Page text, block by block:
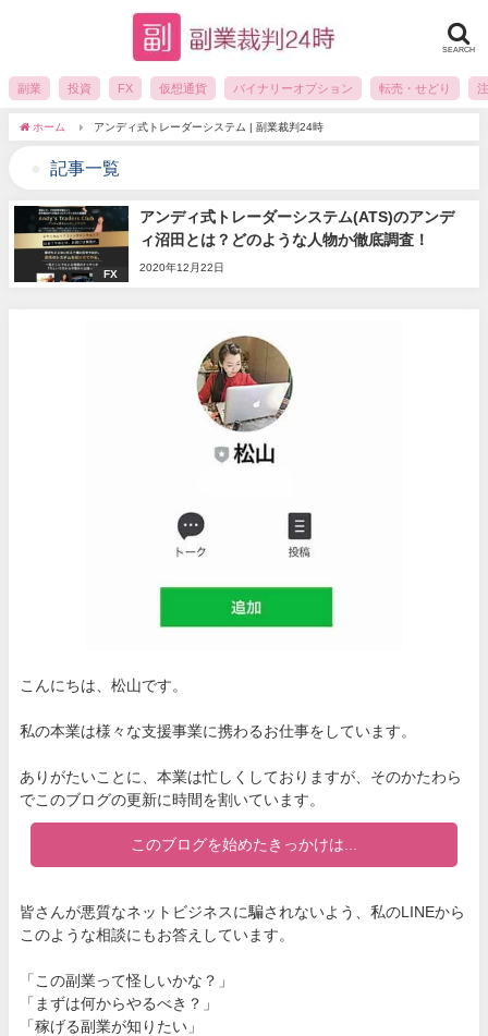
SEARCH
副業 投資 FX 仮想通貨 バイナリーオプション 転売・せどり
ホーム アンディ式トレーダーシステム | 副業裁判24時
記事一覧
FX
アンディ式トレーダーシステム(ATS)のアンデ
ィ沼田とは？どのような人物か徹底調査！
2020年12月22日
こんにちは、松山です。
私の本業は様々な支援事業に携わるお仕事をしています。
ありがたいことに、本業は忙しくしておりますが、そのかたわら
でこのブログの更新に時間を割いています。
このブログを始めたきっかけは...
皆さんが悪質なネットビジネスに騙されないよう、私のLINEから
このような相談にもお答えしています。
「この副業って怪しいかな？」
「まずは何からやるべき？」
「稼げる副業が知りたい」